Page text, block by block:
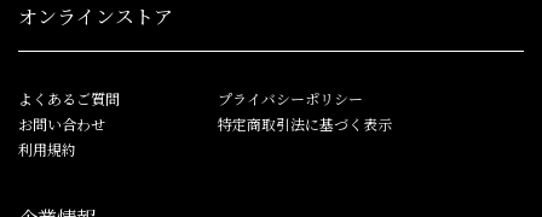
オンラインストア
よくあるご質問
お問い合わせ
利用規約
プライバシーポリシー
特定商取引法に基づく表示